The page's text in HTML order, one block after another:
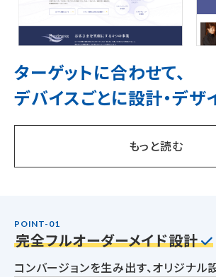
ターゲットに合わせて、
デバイスごとに設計・デザ
もっと読む
POINT-01
完全フルオーダーメイド設計
コンバージョンを生み出す、オリジナル